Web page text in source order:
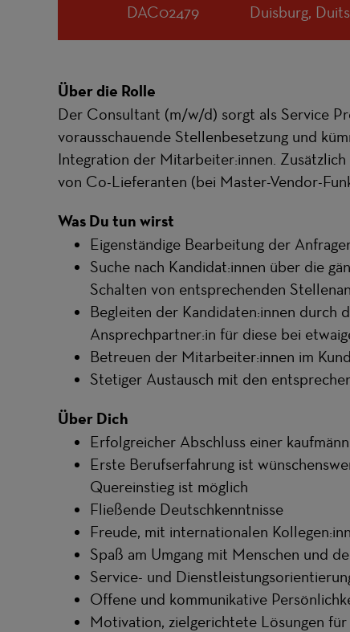
DAC02479 Duisburg,
Über die Rolle
Der Consultant (m/w/d) sorgt als Service
vorausschauende Stellenbesetzung und
Integration der Mitarbeiter:innen.
von Co-Lieferanten (bei Master-Vendor-
Was Du tun wirst
Eigenständige Bearbeitung der
Suche nach Kandidat:innen über die
Schalten von entsprechenden
Begleiten der Kandidaten:innen durch
Ansprechpartner:in für diese bei
Betreuen der Mitarbeiter:innen im
Stetiger Austausch mit den
Über Dich
Erfolgreicher Abschluss einer
Erste Berufserfahrung ist
Quereinstieg ist möglich
Fließende Deutschkenntnisse
Freude, mit internationalen
Spaß am Umgang mit Menschen und
Service- und
Offene und kommunikative
Motivation, zielgerichtete Lösungen